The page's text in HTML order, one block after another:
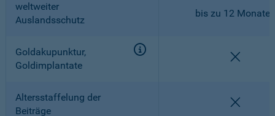
weltweiter
Auslandsschutz
bis zu 12 Monaten
Goldakupunktur,
Goldimplantate
Altersstaffelung der
Beiträge